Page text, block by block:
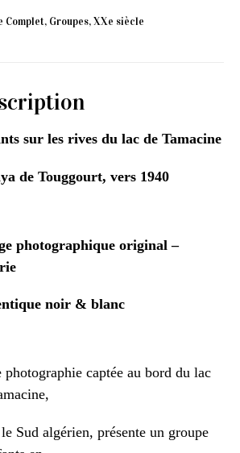
Complet, Groupes,XXe siècle
sur les rives du lac de Tamacine
de Touggourt, vers 1940
photographique original –
noir & blanc
photographie captée au bord du lac
Sud algérien, présente un groupe